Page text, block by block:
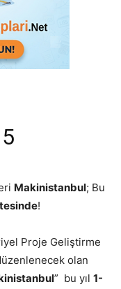
Makinistanbul; Bu
!
Proje Geliştirme
olan
” bu yıl 1-